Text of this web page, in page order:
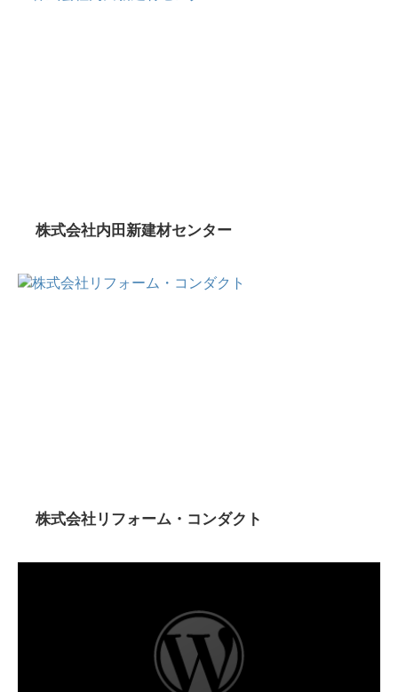
株式会社内田新建材センター
株式会社リフォーム・コンダクト